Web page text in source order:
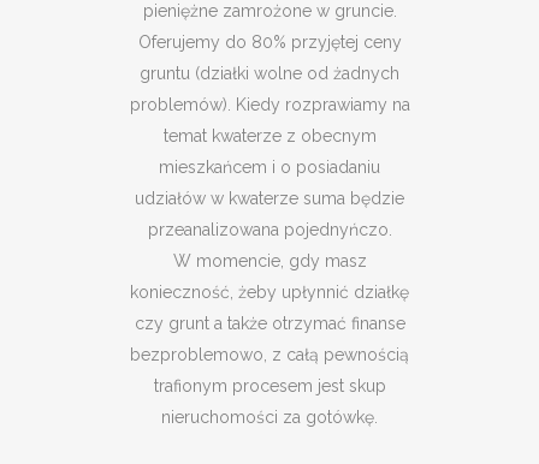
pieniężne zamrożone w gruncie.
Oferujemy do 80% przyjętej ceny
gruntu (działki wolne od żadnych
problemów). Kiedy rozprawiamy na
temat kwaterze z obecnym
mieszkańcem i o posiadaniu
udziałów w kwaterze suma będzie
przeanalizowana pojednyńczo.
W momencie, gdy masz
konieczność, żeby upłynnić działkę
czy grunt a także otrzymać finanse
bezproblemowo, z całą pewnością
trafionym procesem jest skup
nieruchomości za gotówkę.